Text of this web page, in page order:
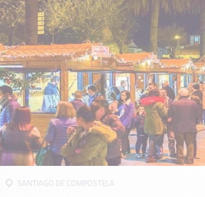
SANTIAGO DE COMPOSTELA